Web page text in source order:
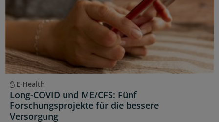
E-Health
Long-COVID und ME/CFS: Fünf
Forschungsprojekte für die bessere
Versorgung